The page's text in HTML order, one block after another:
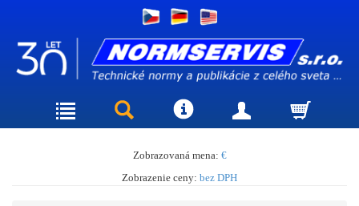
Zobrazovaná mena: €
Zobrazenie ceny: bez DPH